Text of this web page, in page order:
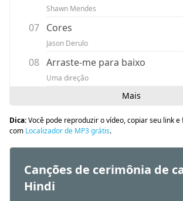
Shawn Mendes
07 Cores
Jason Derulo
08 Arraste-me para baixo
Uma direção
Mais
Dica:Você pode reproduzir o vídeo, copiar seu link
com Localizador de MP3 grátis.
Canções de cerimônia de
Hindi